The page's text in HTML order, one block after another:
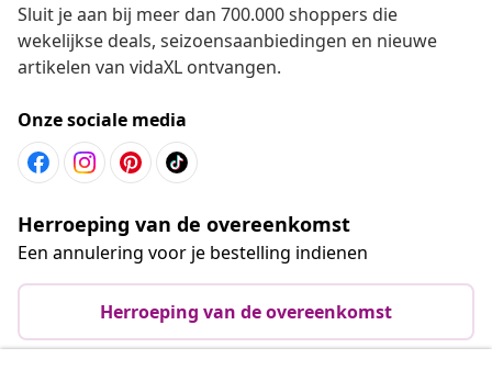
Sluit je aan bij meer dan 700.000 shoppers die
wekelijkse deals, seizoensaanbiedingen en nieuwe
artikelen van vidaXL ontvangen.
Onze sociale media
Herroeping van de overeenkomst
Een annulering voor je bestelling indienen
Herroeping van de overeenkomst